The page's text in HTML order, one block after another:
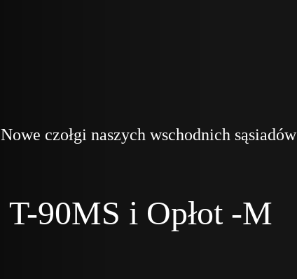
Nowe czołgi naszych wschodnich sąsiadów
T-90MS i Opłot -M